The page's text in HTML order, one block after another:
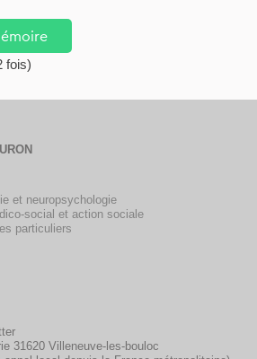
fois)
et neuropsychologie
social et action sociale
particuliers
31620 Villeneuve-les-bouloc